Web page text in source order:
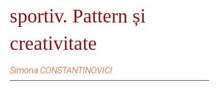
sportiv. Pattern și
creativitate
Simona CONSTANTINOVICI